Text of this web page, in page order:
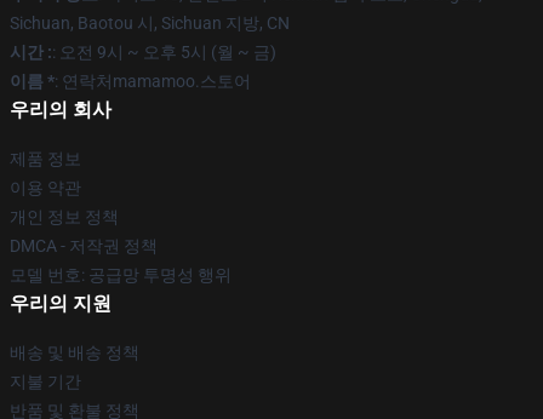
Sichuan, Baotou 시, Sichuan 지방, CN
시간 :: 오전 9시 ~ 오후 5시 (월 ~ 금)
이름 *: 연락처mamamoo.스토어
우리의 회사
제품 정보
이용 약관
개인 정보 정책
DMCA - 저작권 정책
모델 번호: 공급망 투명성 행위
우리의 지원
배송 및 배송 정책
지불 기간
반품 및 환불 정책